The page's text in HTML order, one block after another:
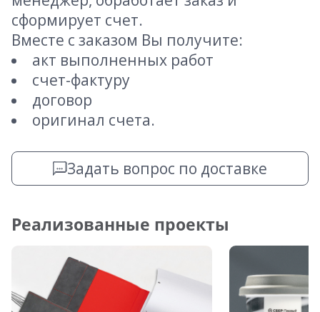
сформирует счет.
Вместе с заказом Вы получите:
акт выполненных работ
счет-фактуру
договор
оригинал счета.
Задать вопрос по доставке
Реализованные проекты